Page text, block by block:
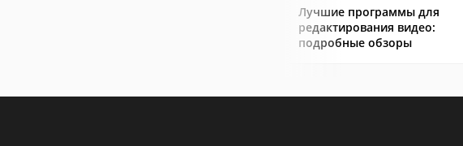
Лучшие программы для
редактирования видео:
подробные обзоры